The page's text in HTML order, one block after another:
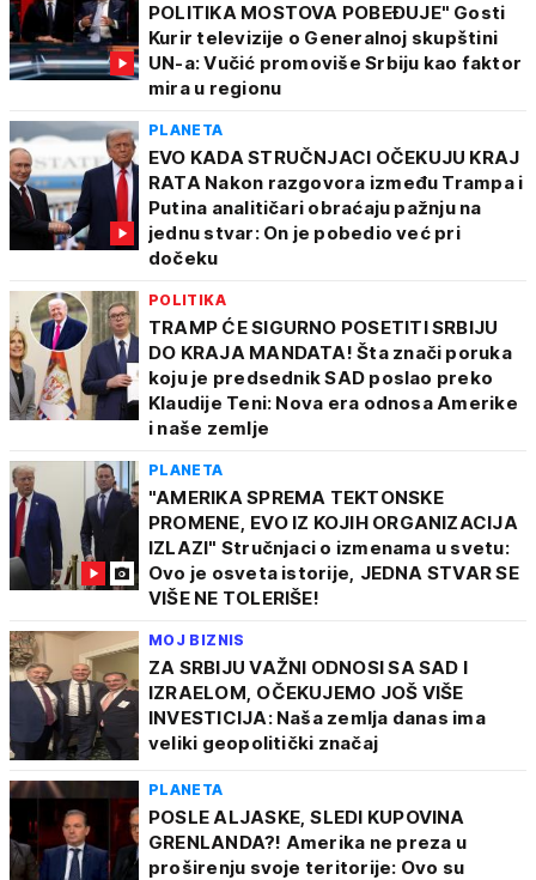
POLITIKA MOSTOVA POBEĐUJE" Gosti
Kurir televizije o Generalnoj skupštini
UN-a: Vučić promoviše Srbiju kao faktor
mira u regionu
PLANETA
EVO KADA STRUČNJACI OČEKUJU KRAJ
RATA Nakon razgovora između Trampa i
Putina analitičari obraćaju pažnju na
jednu stvar: On je pobedio već pri
dočeku
POLITIKA
TRAMP ĆE SIGURNO POSETITI SRBIJU
DO KRAJA MANDATA! Šta znači poruka
koju je predsednik SAD poslao preko
Klaudije Teni: Nova era odnosa Amerike
i naše zemlje
PLANETA
"AMERIKA SPREMA TEKTONSKE
PROMENE, EVO IZ KOJIH ORGANIZACIJA
IZLAZI" Stručnjaci o izmenama u svetu:
Ovo je osveta istorije, JEDNA STVAR SE
VIŠE NE TOLERIŠE!
MOJ BIZNIS
ZA SRBIJU VAŽNI ODNOSI SA SAD I
IZRAELOM, OČEKUJEMO JOŠ VIŠE
INVESTICIJA: Naša zemlja danas ima
veliki geopolitički značaj
PLANETA
POSLE ALJASKE, SLEDI KUPOVINA
GRENLANDA?! Amerika ne preza u
proširenju svoje teritorije: Ovo su